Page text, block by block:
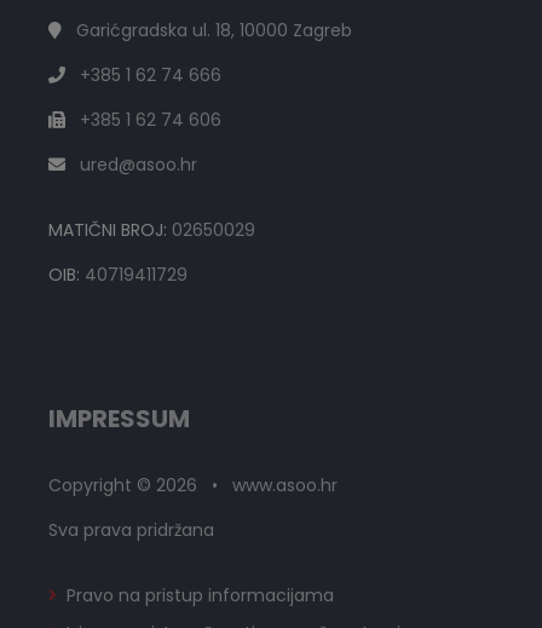
Garićgradska ul. 18, 10000 Zagreb
+385 1 62 74 666
+385 1 62 74 606
ured@asoo.hr
MATIČNI BROJ: 02650029
OIB: 40719411729
IMPRESSUM
Copyright © 2026 • www.asoo.hr
Sva prava pridržana
Pravo na pristup informacijama